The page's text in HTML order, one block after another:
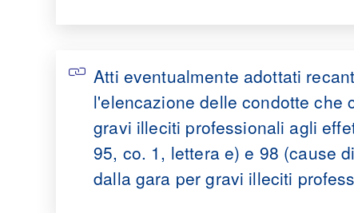
Atti eventualmente adottati
l'elencazione delle condotte che
gravi illeciti professionali agli
95, co. 1, lettera e) e 98 (cause
dalla gara per gravi illeciti